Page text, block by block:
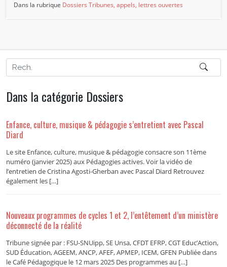
Dans la rubrique Dossiers Tribunes, appels, lettres ouvertes
Dans la catégorie Dossiers
Enfance, culture, musique & pédagogie s’entretient avec Pascal
Diard
Le site Enfance, culture, musique & pédagogie consacre son 11ème
numéro (janvier 2025) aux Pédagogies actives. Voir la vidéo de
l’entretien de Cristina Agosti-Gherban avec Pascal Diard Retrouvez
également les […]
Nouveaux programmes de cycles 1 et 2, l’entêtement d’un ministère
déconnecté de la réalité
Tribune signée par : FSU-SNUipp, SE Unsa, CFDT EFRP, CGT Educ’Action,
SUD Éducation, AGEEM, ANCP, AFEF, APMEP, ICEM, GFEN Publiée dans
le Café Pédagogique le 12 mars 2025 Des programmes au […]